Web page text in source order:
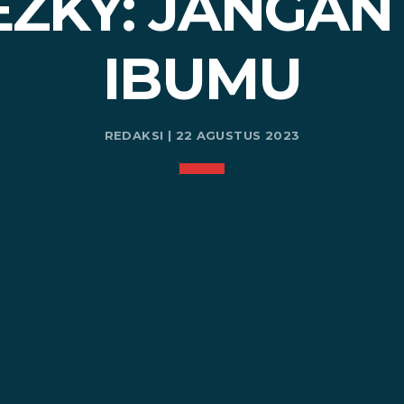
IBUMU
REDAKSI | 22 AGUSTUS 2023